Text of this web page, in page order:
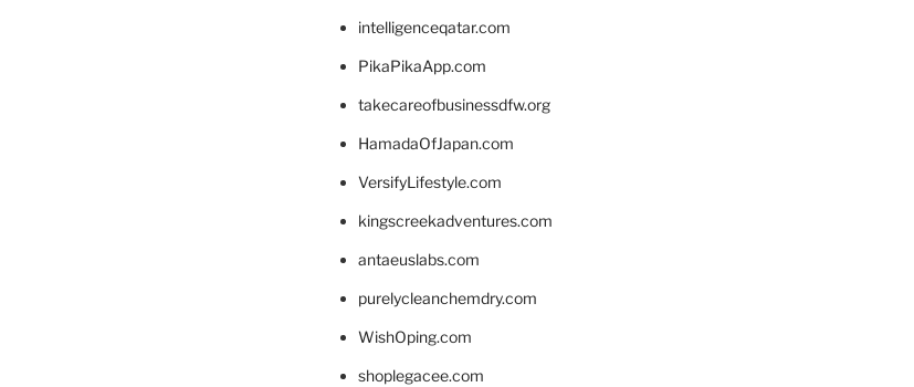
intelligenceqatar.com
PikaPikaApp.com
takecareofbusinessdfw.org
HamadaOfJapan.com
VersifyLifestyle.com
kingscreekadventures.com
antaeuslabs.com
purelycleanchemdry.com
WishOping.com
shoplegacee.com